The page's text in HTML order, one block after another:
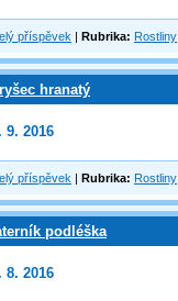
příspěvek | Rubrika: Rostliny
hranatý
9. 2016
příspěvek | Rubrika: Rostliny
podléška
8. 2016